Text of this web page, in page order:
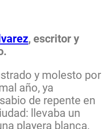
, escritor y
y molesto por
año, ya
de repente en
llevaba un
playera blanca,